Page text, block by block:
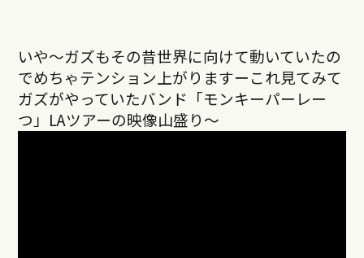
いや〜ガズもその昔世界に向けて動いていたの
でめちゃテンション上がりますーこれ見てみて
ガズがやっていたバンド「モンキーパーレー
つ」LAツアーの映像山盛り〜